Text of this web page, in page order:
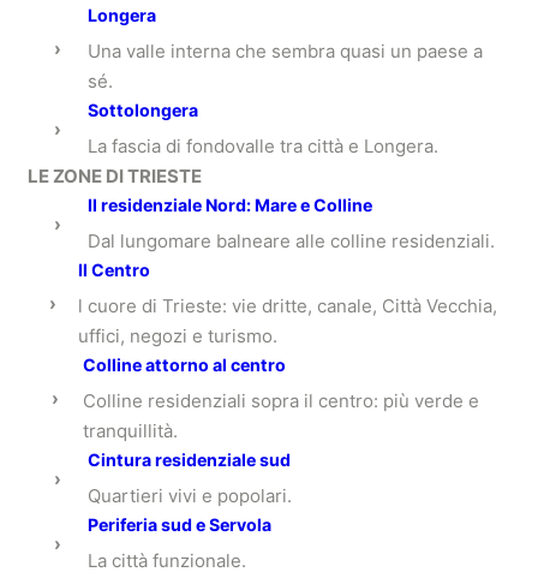
›
Longera
Una valle interna che sembra quasi un paese a
sé.
›
Sottolongera
La fascia di fondovalle tra città e Longera.
LE ZONE DI TRIESTE
›
Il residenziale Nord: Mare e Colline
Dal lungomare balneare alle colline residenziali.
›
Il Centro
l cuore di Trieste: vie dritte, canale, Città Vecchia,
uffici, negozi e turismo.
›
Colline attorno al centro
Colline residenziali sopra il centro: più verde e
tranquillità.
›
Cintura residenziale sud
Quartieri vivi e popolari.
›
Periferia sud e Servola
La città funzionale.